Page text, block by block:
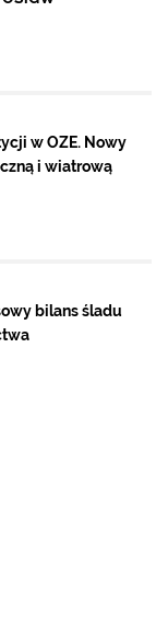
w OZE. Nowy
i wiatrową
bilans śladu